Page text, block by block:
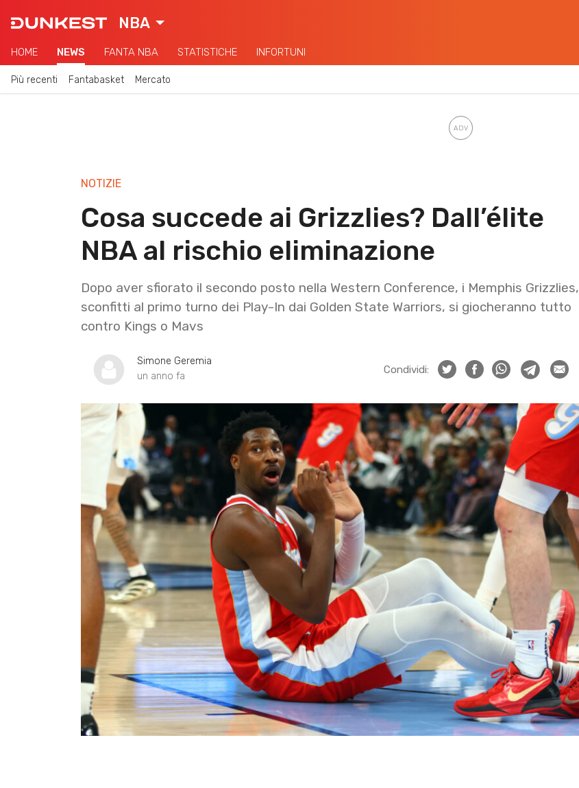
NBA
HOME NEWS FANTA NBA STATISTICHE INFORTUNI
Più recenti Fantabasket Mercato
NOTIZIE
Cosa succede ai Grizzlies? Dall’élite
NBA al rischio eliminazione
Dopo aver sfiorato il secondo posto nella Western Conference, i Memphis Grizzlies,
sconfitti al primo turno dei Play-In dai Golden State Warriors, si giocheranno tutto
contro Kings o Mavs
Simone Geremia
un anno fa
Condividi: